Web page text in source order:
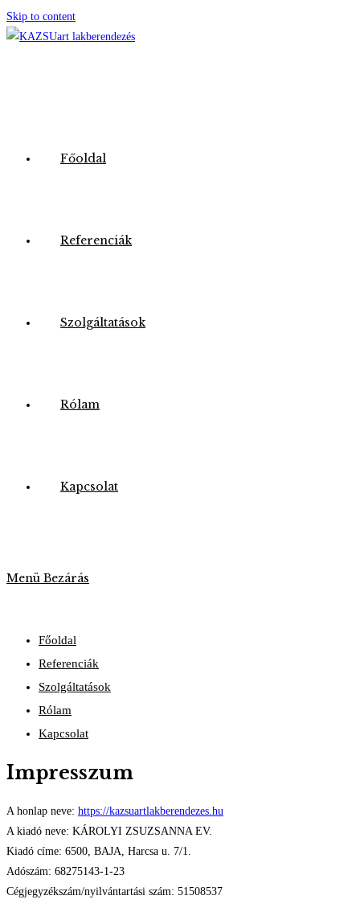
Skip to content
Főoldal
Referenciák
Szolgáltatások
Rólam
Kapcsolat
Menü Bezárás
Főoldal
Referenciák
Szolgáltatások
Rólam
Kapcsolat
Impresszum
A honlap neve: https://kazsuartlakberendezes.hu
A kiadó neve: KÁROLYI ZSUZSANNA EV.
Kiadó címe: 6500, BAJA, Harcsa u. 7/1.
Adószám: 68275143-1-23
Cégjegyzékszám/nyilvántartási szám: 51508537